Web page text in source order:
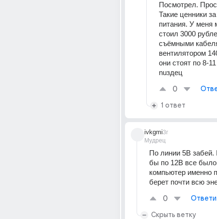
Посмотрел.
Такие ценники
питания. У меня
стоил 3000
съёмными
вентилятором
они стоят по 8-
nuздец
0
1 ответ
ivkgmi
Мудрец
3г
По линии 5В забей.
бы по 12В все было
компьютер именно
берет почти всю
0
Скрыть ветку